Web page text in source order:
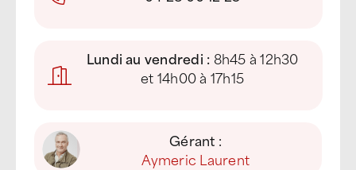
Lundi au vendredi : 8h45 à 12h30
et 14h00 à 17h15
Gérant :
Aymeric Laurent